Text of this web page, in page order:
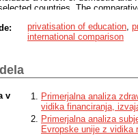
countries. The
towards privatisation in
organisations.
they provide insights into the
The comparative analysis
and highlights the risks
in the field of education
privatisation of education
international comparison
v
Primerjalna analiza
vidika financiranja,
Primerjalna analiza
Evropske unije z vidika